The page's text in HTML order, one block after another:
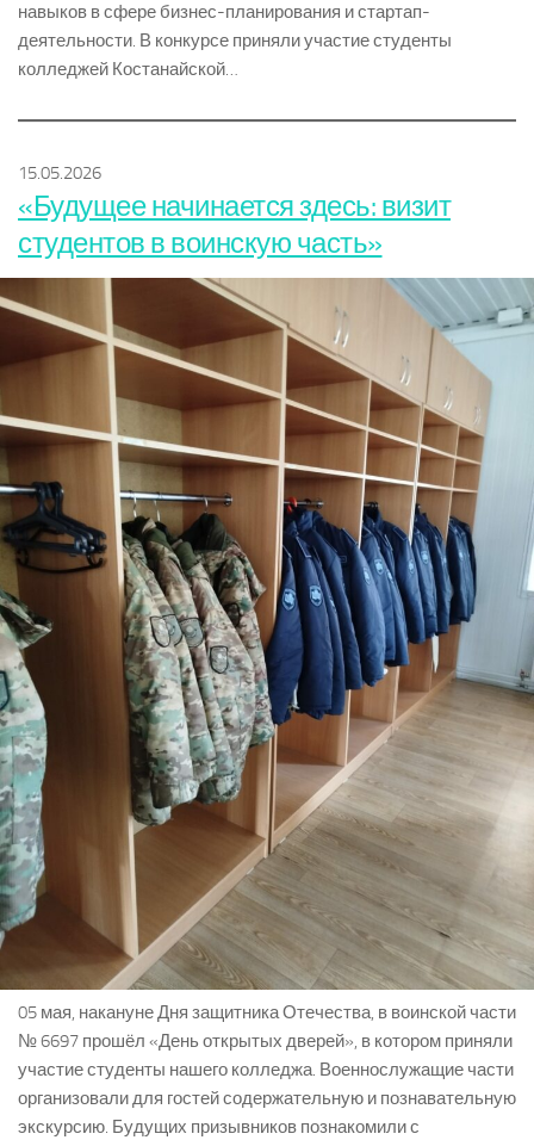
навыков в сфере бизнес-планирования и стартап-
деятельности. В конкурсе приняли участие студенты
колледжей Костанайской…
15.05.2026
«Будущее начинается здесь: визит
студентов в воинскую часть»
05 мая, накануне Дня защитника Отечества, в воинской части
№ 6697 прошёл «День открытых дверей», в котором приняли
участие студенты нашего колледжа. Военнослужащие части
организовали для гостей содержательную и познавательную
экскурсию. Будущих призывников познакомили с